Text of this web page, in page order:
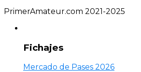
PrimerAmateur.com 2021-2025
Fichajes
Mercado de Pases 2026